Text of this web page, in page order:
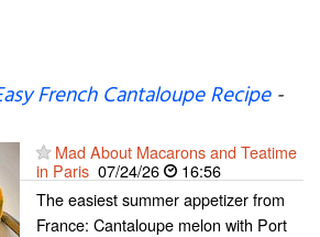
French Cantaloupe Recipe-
Mad About Macarons and Teatime
in Paris 07/24/26
16:56
The easiest summer appetizer from
France: Cantaloupe melon with Port